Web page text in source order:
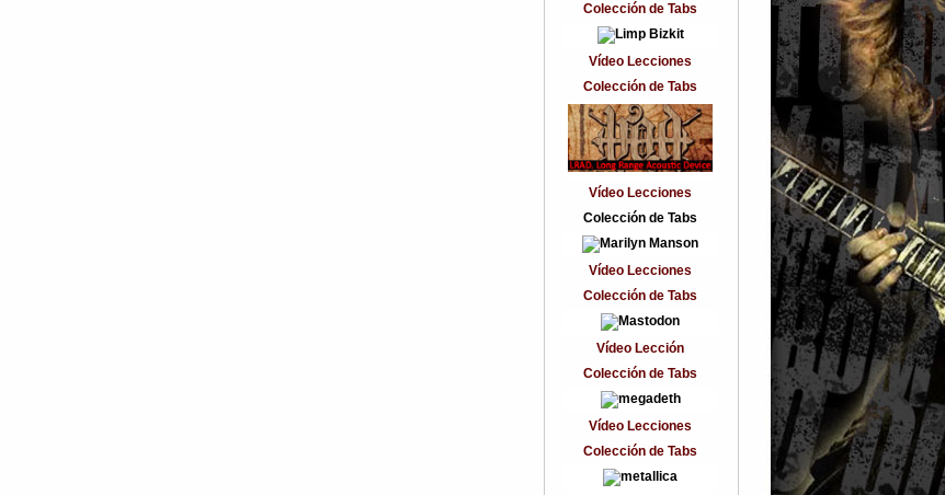
Colección de Tabs
Vídeo Lecciones
Colección de Tabs
Vídeo Lecciones
Colección de Tabs
Vídeo Lecciones
Colección de Tabs
Vídeo Lección
Colección de Tabs
Vídeo Lecciones
Colección de Tabs